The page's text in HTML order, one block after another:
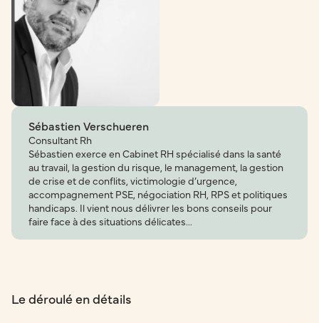
Sébastien Verschueren
Consultant Rh
Sébastien exerce en Cabinet RH spécialisé dans la santé
au travail, la gestion du risque, le management, la gestion
de crise et de conflits, victimologie d’urgence,
accompagnement PSE, négociation RH, RPS et politiques
handicaps. Il vient nous délivrer les bons conseils pour
faire face à des situations délicates...
Le déroulé en détails